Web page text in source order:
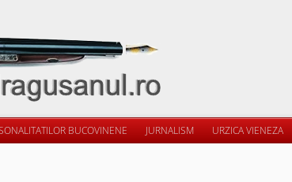
BUCOVINENE JURNALISM URZICA VIENEZA